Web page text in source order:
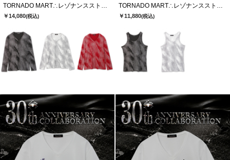
￥14,080(税込) ￥11,880(税込)